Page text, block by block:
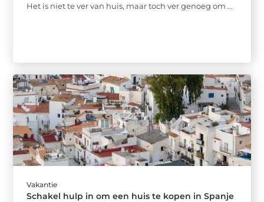
Het is niet te ver van huis, maar toch ver genoeg om ...
Vakantie
Schakel hulp in om een huis te kopen in Spanje